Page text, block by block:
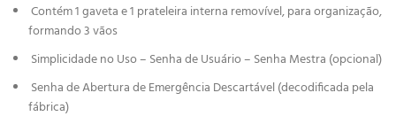
Contém 1 gaveta e 1 prateleira interna removível, para organização,
formando 3 vãos
Simplicidade no Uso – Senha de Usuário – Senha Mestra (opcional)
Senha de Abertura de Emergência Descartável (decodificada pela
fábrica)